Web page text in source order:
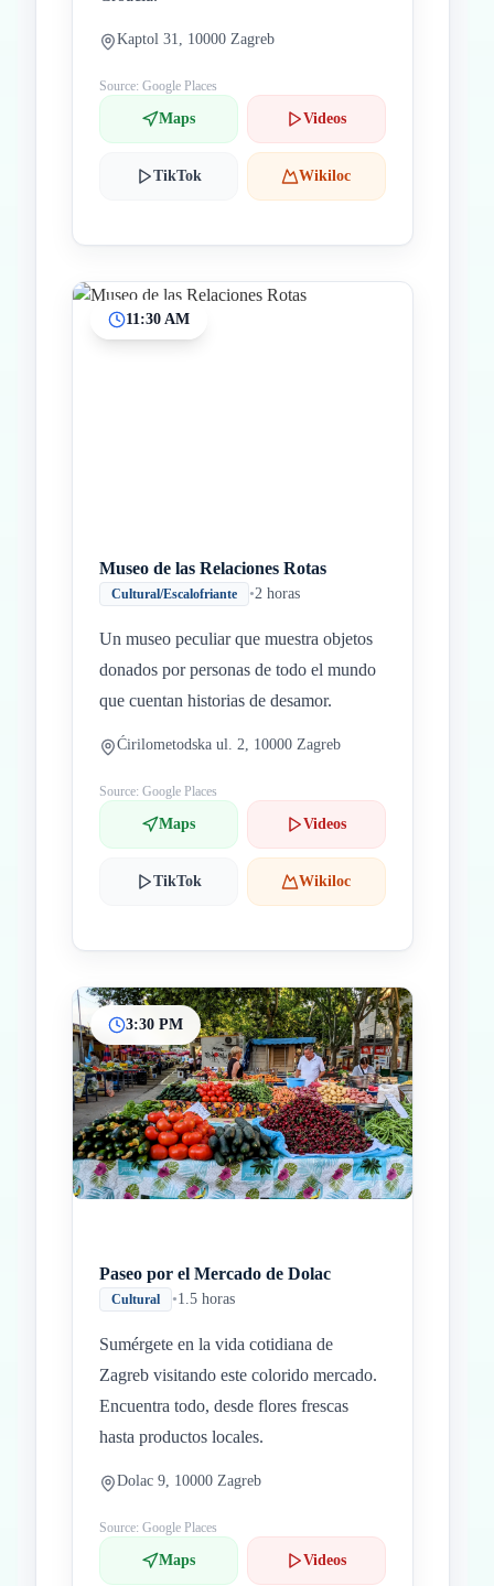
Kaptol 31, 10000 Zagreb
Source: Google Places
Maps Videos
TikTok Wikiloc
11:30 AM
Museo de las Relaciones Rotas
Cultural/Escalofriante •2 horas
Un museo peculiar que muestra objetos
donados por personas de todo el mundo
que cuentan historias de desamor.
Ćirilometodska ul. 2, 10000 Zagreb
Source: Google Places
Maps Videos
TikTok Wikiloc
3:30 PM
Paseo por el Mercado de Dolac
Cultural •1.5 horas
Sumérgete en la vida cotidiana de
Zagreb visitando este colorido mercado.
Encuentra todo, desde flores frescas
hasta productos locales.
Dolac 9, 10000 Zagreb
Source: Google Places
Maps Videos